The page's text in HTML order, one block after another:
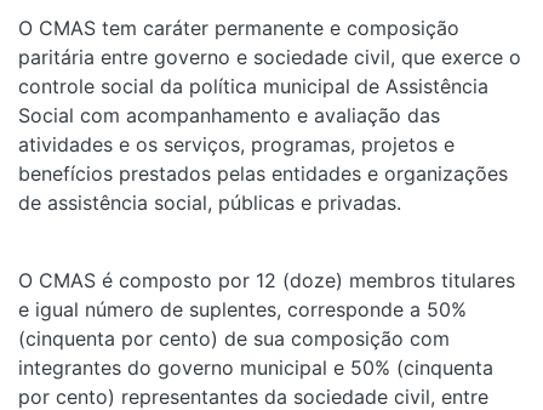
O CMAS tem caráter permanente e composição
paritária entre governo e sociedade civil, que exerce o
controle social da política municipal de Assistência
Social com acompanhamento e avaliação das
atividades e os serviços, programas, projetos e
benefícios prestados pelas entidades e organizações
de assistência social, públicas e privadas.
O CMAS é composto por 12 (doze) membros titulares
e igual número de suplentes, corresponde a 50%
(cinquenta por cento) de sua composição com
integrantes do governo municipal e 50% (cinquenta
por cento) representantes da sociedade civil, entre